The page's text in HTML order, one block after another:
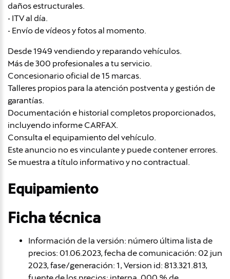
daños estructurales.
• ITV al día.
• Envío de vídeos y fotos al momento.
Desde 1949 vendiendo y reparando vehículos.
Más de 300 profesionales a tu servicio.
Concesionario oficial de 15 marcas.
Talleres propios para la atención postventa y gestión de
garantías.
Documentación e historial completos proporcionados,
incluyendo informe CARFAX.
Consulta el equipamiento del vehículo.
Este anuncio no es vinculante y puede contener errores.
Se muestra a título informativo y no contractual.
Equipamiento
Ficha técnica
Información de la versión: número última lista de
precios: 01.06.2023, fecha de comunicación: 02 jun
2023, fase/generación: 1, Version id: 813.321.813,